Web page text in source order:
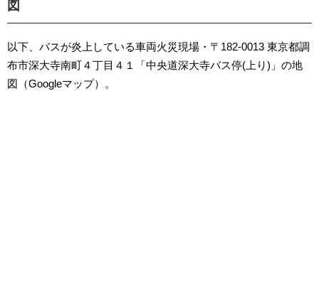
図
以下、バスが炎上している車両火災現場・〒182-0013 東京都調
布市深大寺南町４丁目４１「中央道深大寺バス停(上り)」の地
図（Googleマップ）。